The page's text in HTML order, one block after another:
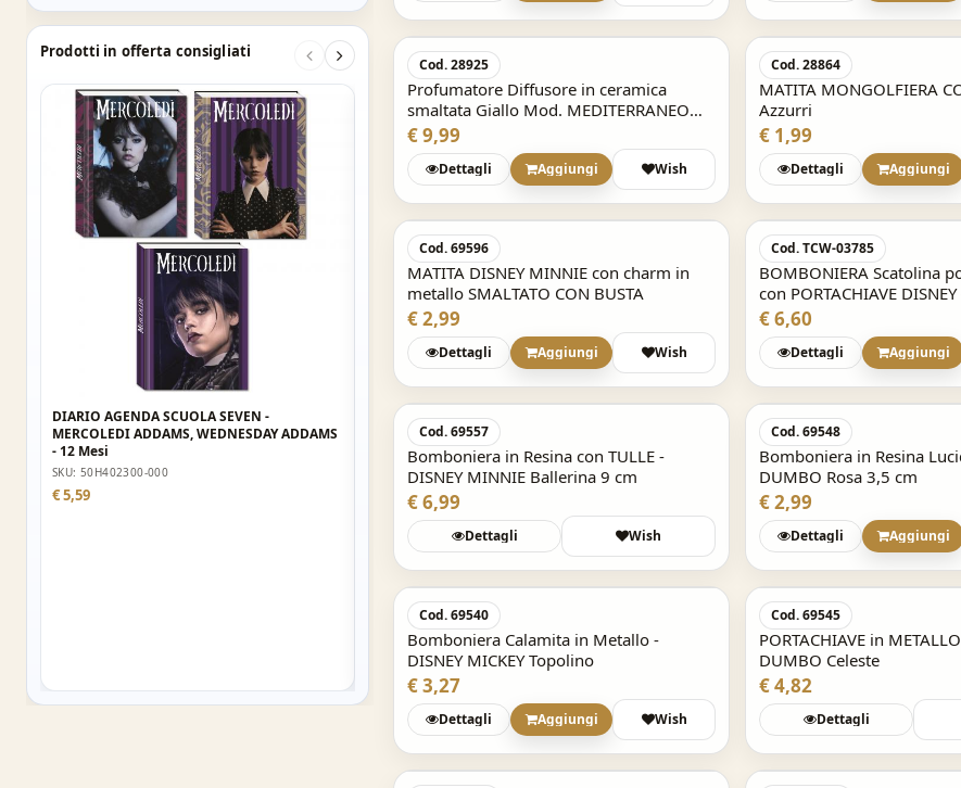
Prodotti in offerta consigliati
DIARIO AGENDA SCUOLA SEVEN -
MERCOLEDI ADDAMS, WEDNESDAY ADDAMS
- 12 Mesi
SKU: 50H402300-000
€ 5,59
Seven SJ GANG Girl
SKU: 50C202504-000
€ 12,72
DIARIO AGENDA SCUOLA datato 2025/2026
SEVEN SJ GANG ANIMALI GIRL
SKU: 50C202515-000
Cod. 28925
Profumatore Diffusore in ceramica
smaltata Giallo Mod. MEDITERRANEO
con scatola
€ 9,99
Dettagli Aggiungi Wish
Cod. 28864
MATITA MONGOLFIERA
Azzurri
€ 1,99
Dettagli Aggiungi
Cod. 69596
MATITA DISNEY MINNIE con charm in
metallo SMALTATO CON BUSTA
€ 2,99
Dettagli Aggiungi Wish
Cod. TCW-03785
BOMBONIERA Scatolina
con PORTACHIAVE
BALLERINA
€ 6,60
Dettagli Aggiungi
Acquisto Veloce
Cod. 69557
Bomboniera in Resina con TULLE -
DISNEY MINNIE Ballerina 9 cm
€ 6,99
Dettagli Wish
Cod. 69548
Bomboniera in Resina
DUMBO Rosa 3,5 cm
€ 2,99
Dettagli Aggiungi
Cod. 69540
Bomboniera Calamita in Metallo -
DISNEY MICKEY Topolino
€ 3,27
Dettagli Aggiungi Wish
Acquisto Veloce
Cod. 69545
PORTACHIAVE in
DUMBO Celeste
€ 4,82
Dettagli
Acquisto